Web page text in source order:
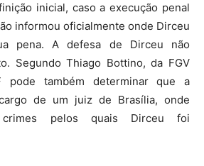
inicial, caso a execução penal
informou oficialmente onde Dirceu
pena. A defesa de Dirceu não
Segundo Thiago Bottino, da FGV
pode também determinar que a
de um juiz de Brasília, onde
crimes pelos quais Dirceu foi